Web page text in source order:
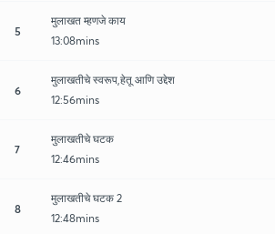
5
मुलाखत म्हणजे काय
13:08mins
6
मुलाखतीचे स्वरूप,हेतू आणि उद्देश
12:56mins
7
मुलाखतीचे घटक
12:46mins
8
मुलाखतीचे घटक 2
12:48mins